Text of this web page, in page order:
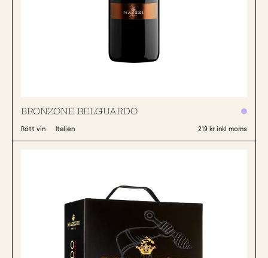
BRONZONE BELGUARDO
Rött vin Italien 219 kr inkl moms